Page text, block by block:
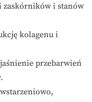
i stanów
kolagenu i
przebarwień